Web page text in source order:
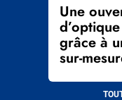
Une
grâce à
sur-